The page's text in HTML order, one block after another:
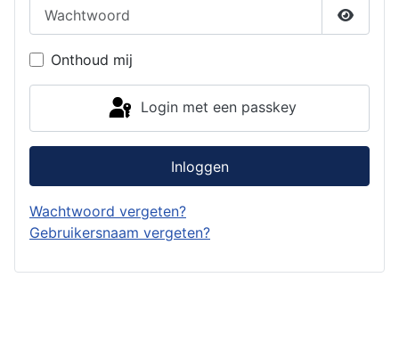
Toon
Onthoud mij
Login met een passkey
Inloggen
Wachtwoord vergeten?
Gebruikersnaam vergeten?